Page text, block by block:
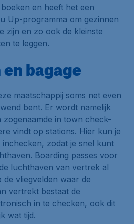
en heeft het een
Up-programma om gezinnen
zijn en zo ook de kleinste
te leggen.
bagage
maatschappij soms net even
bent. Er wordt namelijk
zogenaamde in town check-
vindt op stations. Hier kun je
zodat je snel kunt
Boarding passes voor
luchthaven van vertrek al
de vliegvelden waar de
vertrekt bestaat de
in te checken, ook dit
wat tijd.